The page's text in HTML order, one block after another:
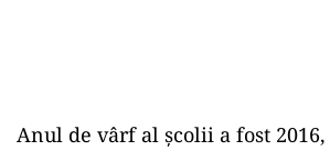
Anul de vârf al școlii a fost 2016,